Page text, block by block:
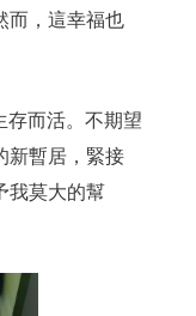
而，這幸福也
存而活。不期望
新暫居，緊接
我莫大的幫